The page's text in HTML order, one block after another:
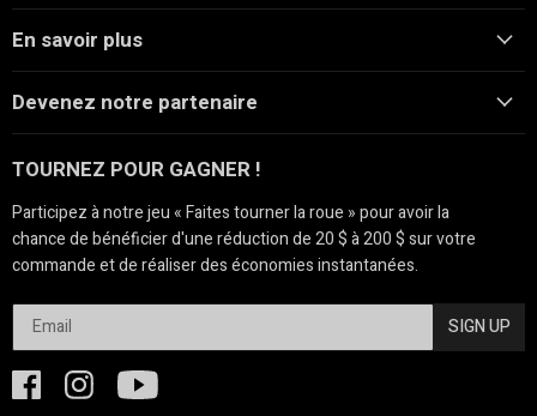
En savoir plus
Devenez notre partenaire
TOURNEZ POUR GAGNER !
Participez à notre jeu « Faites tourner la roue » pour avoir la
chance de bénéficier d'une réduction de 20 $ à 200 $ sur votre
commande et de réaliser des économies instantanées.
SIGN UP